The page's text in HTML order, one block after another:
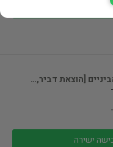
ישירה
[הוצאת דביר,…
ישירה